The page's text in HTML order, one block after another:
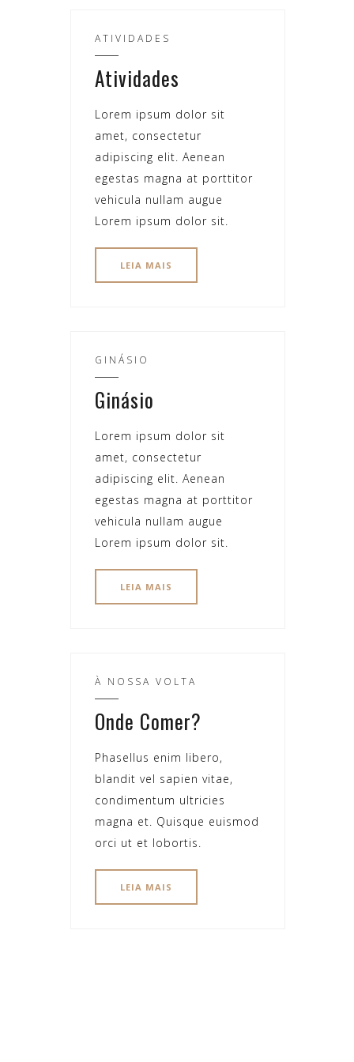
ATIVIDADES
Atividades
Lorem ipsum dolor sit
amet, consectetur
adipiscing elit. Aenean
egestas magna at porttitor
vehicula nullam augue
Lorem ipsum dolor sit.
LEIA MAIS
GINÁSIO
Ginásio
Lorem ipsum dolor sit
amet, consectetur
adipiscing elit. Aenean
egestas magna at porttitor
vehicula nullam augue
Lorem ipsum dolor sit.
LEIA MAIS
À NOSSA VOLTA
Onde Comer?
Phasellus enim libero,
blandit vel sapien vitae,
condimentum ultricies
magna et. Quisque euismod
orci ut et lobortis.
LEIA MAIS